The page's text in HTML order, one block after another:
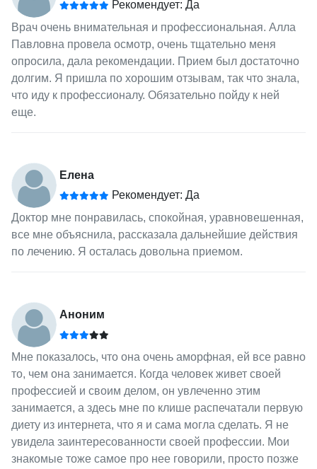
Рекомендует: Да
Врач очень внимательная и профессиональная. Алла
Павловна провела осмотр, очень тщательно меня
опросила, дала рекомендации. Прием был достаточно
долгим. Я пришла по хорошим отзывам, так что знала,
что иду к профессионалу. Обязательно пойду к ней
еще.
Елена
Рекомендует: Да
Доктор мне понравилась, спокойная, уравновешенная,
все мне объяснила, рассказала дальнейшие действия
по лечению. Я осталась довольна приемом.
Аноним
Мне показалось, что она очень аморфная, ей все равно
то, чем она занимается. Когда человек живет своей
профессией и своим делом, он увлеченно этим
занимается, а здесь мне по клише распечатали первую
диету из интернета, что я и сама могла сделать. Я не
увидела заинтересованности своей профессии. Мои
знакомые тоже самое про нее говорили, просто позже